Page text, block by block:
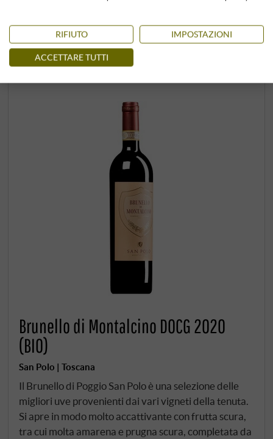
Brunello di Montalcino DOCG 2020
(BIO)
San Polo | Toscana
Il Brunello di Poggio San Polo è una selezione delle
migliori uve provenienti dai vari vigneti della tenuta.
Si apre in modo molto accattivante con frutta scura,
tra cui molta amarena e prugna scura, completata da
RIFIUTO IMPOSTAZIONI
ACCETTARE TUTTI